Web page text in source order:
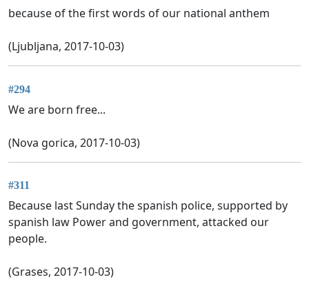
because of the first words of our national anthem
(Ljubljana, 2017-10-03)
#294
We are born free...
(Nova gorica, 2017-10-03)
#311
Because last Sunday the spanish police, supported by
spanish law Power and government, attacked our
people.
(Grases, 2017-10-03)